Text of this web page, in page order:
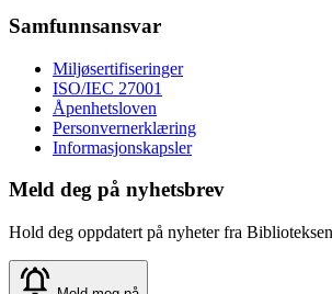
Samfunnsansvar
Miljøsertifiseringer
ISO/IEC 27001
Åpenhetsloven
Personvernerklæring
Informasjonskapsler
Meld deg på nyhetsbrev
Hold deg oppdatert på nyheter fra